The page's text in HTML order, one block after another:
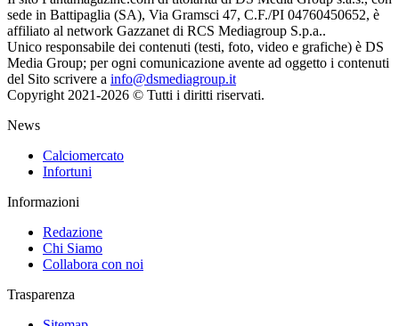
sede in Battipaglia (SA), Via Gramsci 47, C.F./PI 04760450652, è
affiliato al network Gazzanet di RCS Mediagroup S.p.a..
Unico responsabile dei contenuti (testi, foto, video e grafiche) è DS
Media Group; per ogni comunicazione avente ad oggetto i contenuti
del Sito scrivere a info@dsmediagroup.it
Copyright 2021-2026 © Tutti i diritti riservati.
News
Calciomercato
Infortuni
Informazioni
Redazione
Chi Siamo
Collabora con noi
Trasparenza